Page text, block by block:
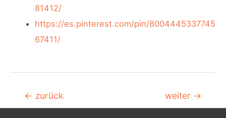
81412/
https://es.pinterest.com/pin/8004445337745
67411/
Beitragsnavigation
← zurück weiter →